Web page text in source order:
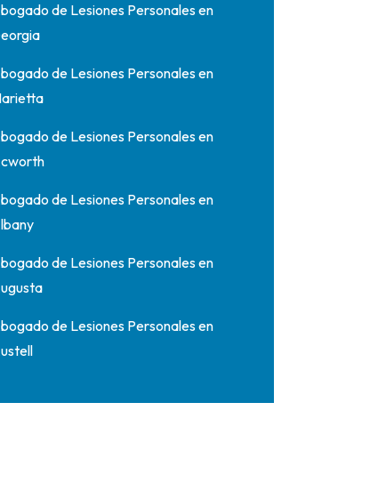
de Lesiones Personales en
de Lesiones Personales en
de Lesiones Personales en
de Lesiones Personales en
de Lesiones Personales en
de Lesiones Personales en